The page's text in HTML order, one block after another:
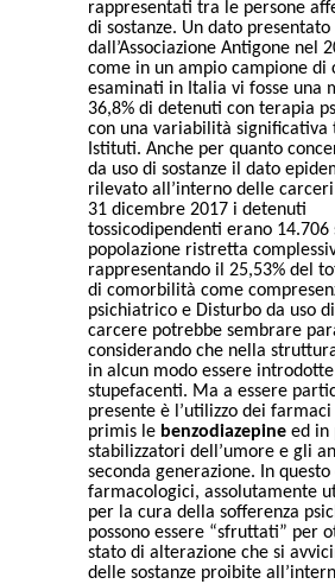
rappresentati tra le persone
di sostanze. Un dato presentato
dall’Associazione Antigone nel
come in un ampio campione di
esaminati in Italia vi fosse una
36,8% di detenuti con terapia
con una variabilità significativa
Istituti. Anche per quanto
da uso di sostanze il dato
rilevato all’interno delle carceri
31 dicembre 2017 i detenuti
tossicodipendenti erano 14.706
popolazione ristretta
rappresentando il 25,53% del
di comorbilità come
psichiatrico e Disturbo da uso
carcere potrebbe sembrare
considerando che nella
in alcun modo essere introdotte
stupefacenti. Ma a essere
presente è l’utilizzo dei
primis le benzodiazepine ed in
stabilizzatori dell’umore e gli
seconda generazione. In
farmacologici, assolutamente
per la cura della sofferenza
possono essere “sfruttati” per
stato di alterazione che si
delle sostanze proibite